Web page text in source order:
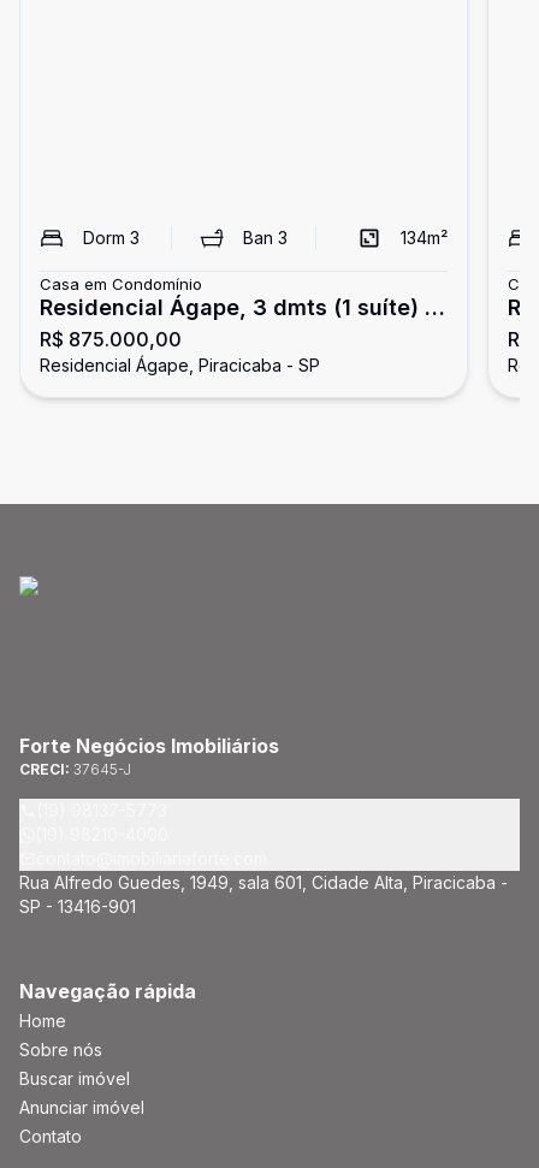
Dorm 3 Ban3 134m²
Casa em Condomínio
Residencial Ágape, 3 dmts (1 suíte) +
piscina
R$ 875.000,00
Residencial Ágape, Piracicaba - SP
Forte Negócios Imobiliários
CRECI: 37645-J
Rua Alfredo Guedes, 1949, sala 601, Cidade Alta, Piracicaba -
SP - 13416-901
Navegação rápida
Home
Sobre nós
Buscar imóvel
Anunciar imóvel
Contato